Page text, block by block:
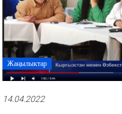
Жаңылыктар
14.04.2022